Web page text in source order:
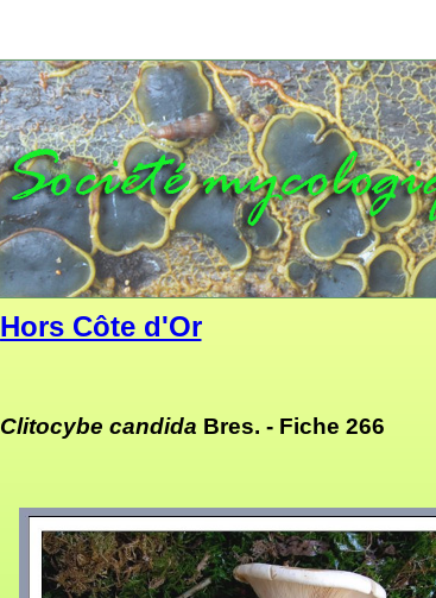
Hors Côte d'Or
Clitocybe candida Bres. - Fiche 266